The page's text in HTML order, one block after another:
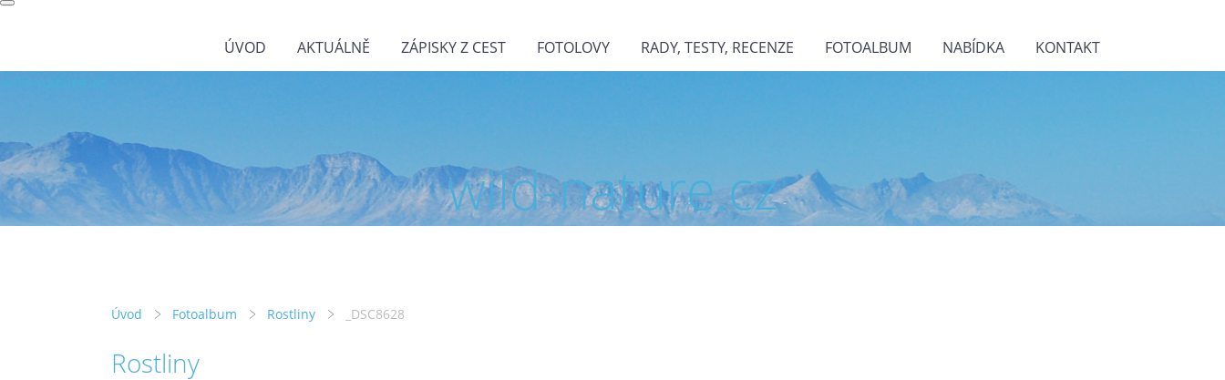
ÚVOD AKTUÁLNĚ ZÁPISKY Z CEST FOTOLOVY RADY, TESTY, RECENZE FOTOALBUM NABÍDKA KONTAKT
wild-nature.cz
Úvod Fotoalbum Rostliny _DSC8628
Rostliny